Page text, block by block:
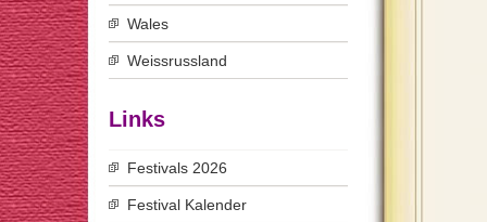
Wales
Weissrussland
Links
Festivals 2026
Festival Kalender